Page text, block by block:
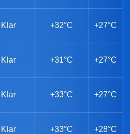
Klar +32°C +27°C
Klar +31°C +27°C
Klar +33°C +27°C
Klar +33°C +28°C